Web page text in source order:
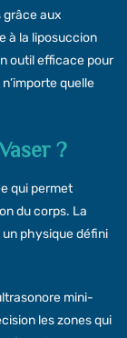
grâce aux
à la liposuccion
outil efficace pour
quelle
?
qui permet
du corps. La
physique défini
mini-
les zones qui